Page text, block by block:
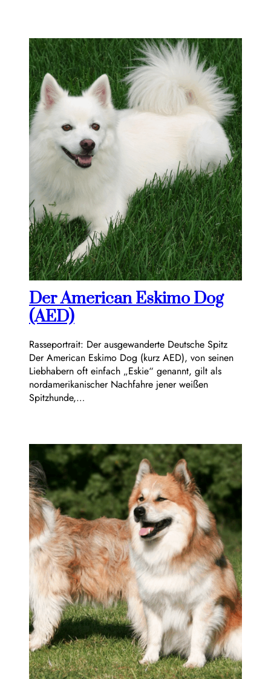
Der American Eskimo Dog
(AED)
Rasseportrait: Der ausgewanderte Deutsche Spitz
Der American Eskimo Dog (kurz AED), von seinen
Liebhabern oft einfach „Eskie“ genannt, gilt als
nordamerikanischer Nachfahre jener weißen
Spitzhunde,…